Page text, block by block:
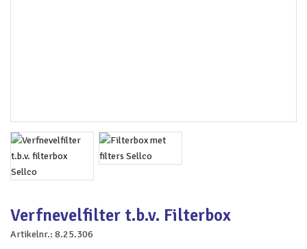
Verfnevelfilter t.b.v. Filterbox
Artikelnr.: 8.25.306